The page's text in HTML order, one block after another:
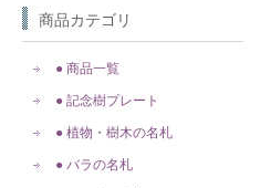
商品カテゴリ
● 商品一覧
● 記念樹プレート
● 植物・樹木の名札
● バラの名札